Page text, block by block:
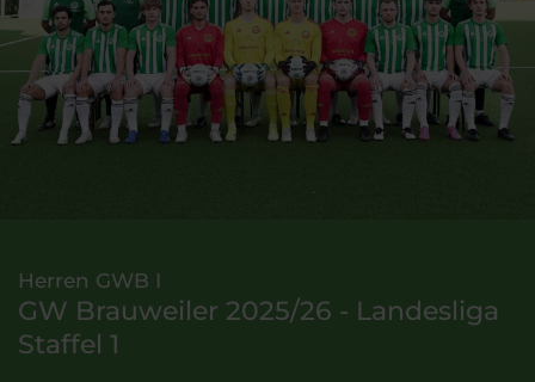
Herren GWB I
GW Brauweiler 2025/26 - Landesliga
Staffel 1